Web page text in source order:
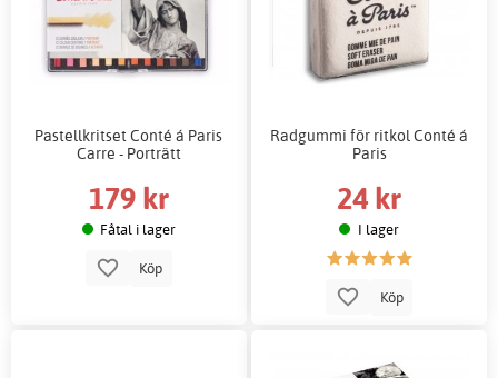
Pastellkritset Conté á Paris
Carre - Porträtt
179 kr
Fåtal i lager
Köp
Radgummi för ritkol Conté á
Paris
24 kr
I lager
Köp